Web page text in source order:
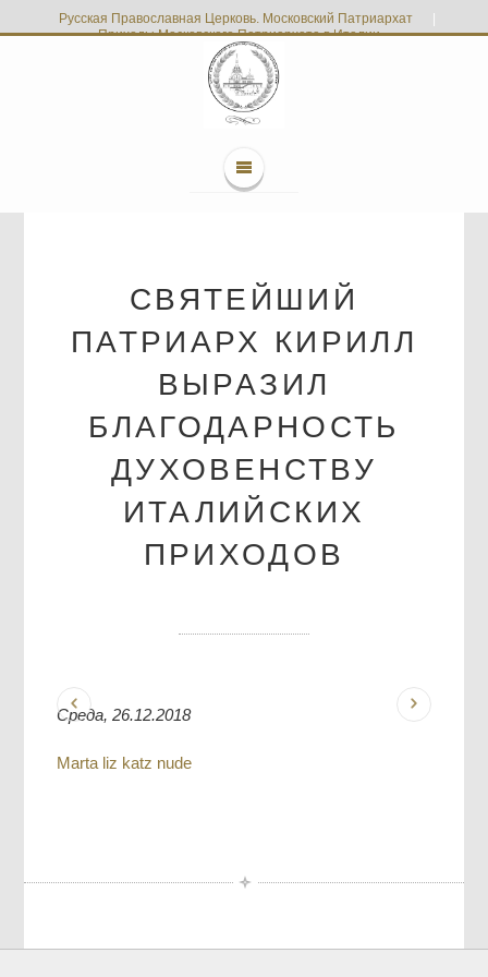
Русская Православная Церковь. Московский Патриархат
Приходы Московского Патриархата в Италии
СВЯТЕЙШИЙ
ПАТРИАРХ КИРИЛЛ
ВЫРАЗИЛ
БЛАГОДАРНОСТЬ
ДУХОВЕНСТВУ
ИТАЛИЙСКИХ
ПРИХОДОВ
Среда, 26.12.2018
Marta liz katz nude